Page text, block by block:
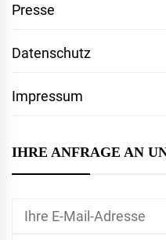
Presse
Datenschutz
Impressum
IHRE ANFRAGE AN